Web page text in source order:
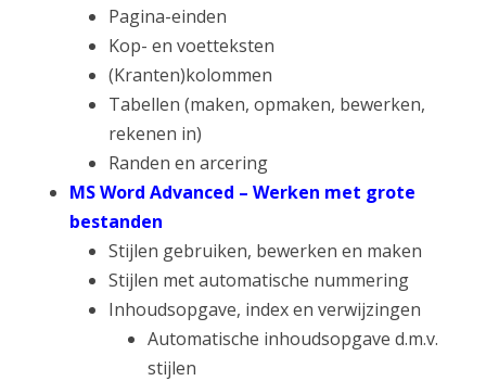
Pagina-einden
Kop- en voetteksten
(Kranten)kolommen
Tabellen (maken, opmaken, bewerken,
rekenen in)
Randen en arcering
MS Word Advanced – Werken met grote
bestanden
Stijlen gebruiken, bewerken en maken
Stijlen met automatische nummering
Inhoudsopgave, index en verwijzingen
Automatische inhoudsopgave d.m.v.
stijlen